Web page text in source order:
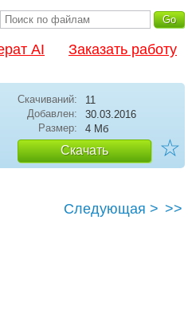
AI Заказать работу
Скачиваний:
11
Добавлен:
30.03.2016
Размер:
4 Мб
Скачать ☆
Следующая > >>